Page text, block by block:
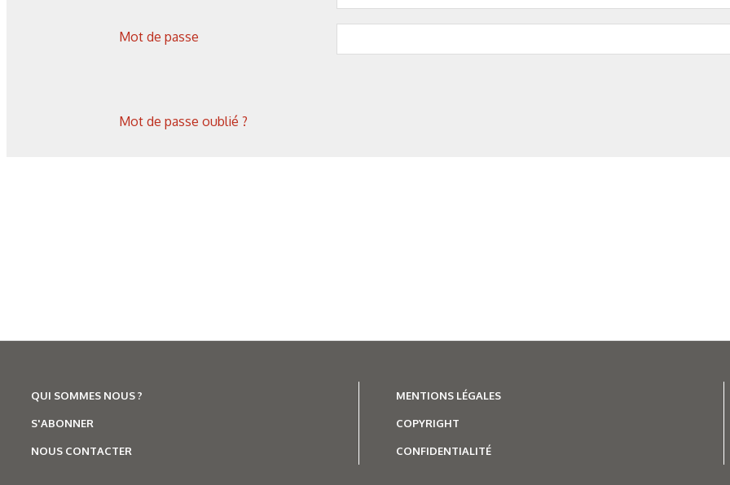
Les derniers articles sur ce thème
Mot de passe
Mot de passe oublié ?
QUI SOMMES NOUS ?
S'ABONNER
NOUS CONTACTER
MENTIONS LÉGALES
COPYRIGHT
CONFIDENTIALITÉ